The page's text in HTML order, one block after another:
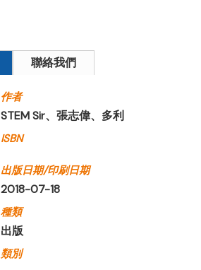
聯絡我們
作者
STEM Sir、張志偉、多利
ISBN
出版日期/印刷日期
2018-07-18
種類
出版
類別